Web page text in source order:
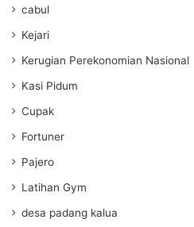
cabul
Kejari
Kerugian Perekonomian Nasional
Kasi Pidum
Cupak
Fortuner
Pajero
Latihan Gym
desa padang kalua